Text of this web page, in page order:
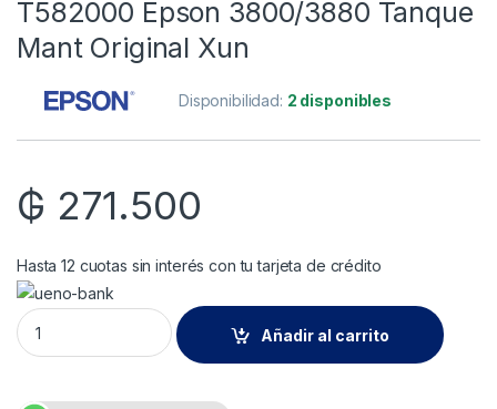
T582000 Epson 3800/3880 Tanque
Mant Original Xun
Disponibilidad: 2 disponibles
₲ 271.500
Hasta 12 cuotas sin interés con tu tarjeta de crédito
T582000 Epson 3800/3880 Tanque Mant Original Xun
Añadir al carrito